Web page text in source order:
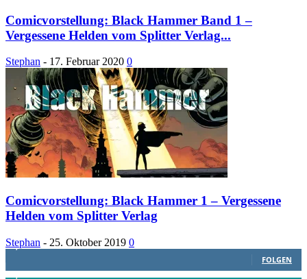
Comicvorstellung: Black Hammer Band 1 –
Vergessene Helden vom Splitter Verlag...
Stephan - 17. Februar 2020 0
Comicvorstellung: Black Hammer 1 – Vergessene
Helden vom Splitter Verlag
Stephan - 25. Oktober 2019 0
1,887 Follower
FOLGEN